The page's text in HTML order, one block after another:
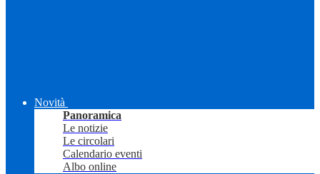
Novità
Panoramica
Le notizie
Le circolari
Calendario eventi
Albo online